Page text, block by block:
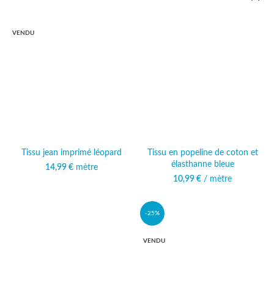
VENDU
Tissu jean imprimé léopard
14,99 € mètre
Tissu en popeline de coton et
élasthanne bleue
10,99 € / mètre
-25%
VENDU